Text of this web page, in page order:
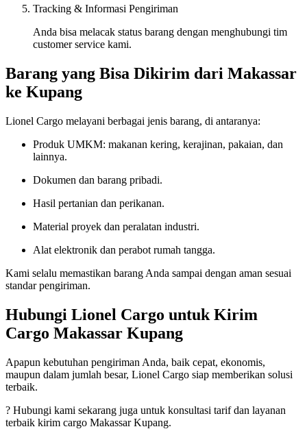
Tracking & Informasi Pengiriman
Anda bisa melacak status barang dengan menghubungi tim
customer service kami.
Barang yang Bisa Dikirim dari Makassar
ke Kupang
Lionel Cargo melayani berbagai jenis barang, di antaranya:
Produk UMKM: makanan kering, kerajinan, pakaian, dan
lainnya.
Dokumen dan barang pribadi.
Hasil pertanian dan perikanan.
Material proyek dan peralatan industri.
Alat elektronik dan perabot rumah tangga.
Kami selalu memastikan barang Anda sampai dengan aman sesuai
standar pengiriman.
Hubungi Lionel Cargo untuk Kirim
Cargo Makassar Kupang
Apapun kebutuhan pengiriman Anda, baik cepat, ekonomis,
maupun dalam jumlah besar, Lionel Cargo siap memberikan solusi
terbaik.
? Hubungi kami sekarang juga untuk konsultasi tarif dan layanan
terbaik kirim cargo Makassar Kupang.